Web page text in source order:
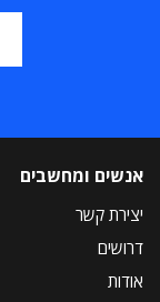
אנשים ומחשבים
יצירת קשר
דרושים
אודות